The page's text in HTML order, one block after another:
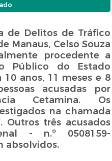
de Delitos de Tráfico
Manaus, Celso Souza
procedente a
Público do Estado
anos, 11 meses e 8
acusadas por
Cetamina. Os
na chamada
Outros três acusados
- n.º 0508159-
absolvidos.